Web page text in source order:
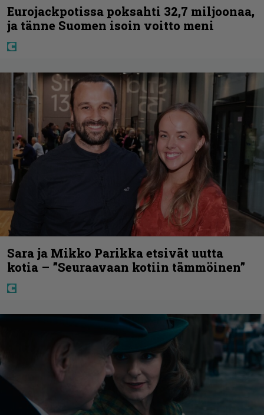
Eurojackpotissa poksahti 32,7 miljoonaa,
ja tänne Suomen isoin voitto meni
Sara ja Mikko Parikka etsivät uutta
kotia – ”Seuraavaan kotiin tämmöinen”